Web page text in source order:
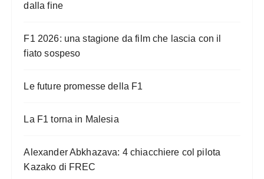
dalla fine
F1 2026: una stagione da film che lascia con il
fiato sospeso
Le future promesse della F1
La F1 torna in Malesia
Alexander Abkhazava: 4 chiacchiere col pilota
Kazako di FREC